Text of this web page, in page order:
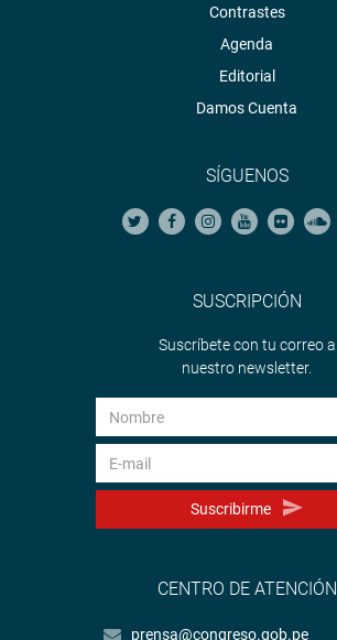
Contrastes
Agenda
Editorial
Damos Cuenta
SÍGUENOS
SUSCRIPCIÓN
Suscríbete con tu correo a
nuestro newsletter.
Suscribirme
CENTRO DE ATENCIÓN
prensa@congreso.gob.pe